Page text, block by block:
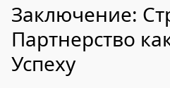
Заключение:
Партнерство
Успеху